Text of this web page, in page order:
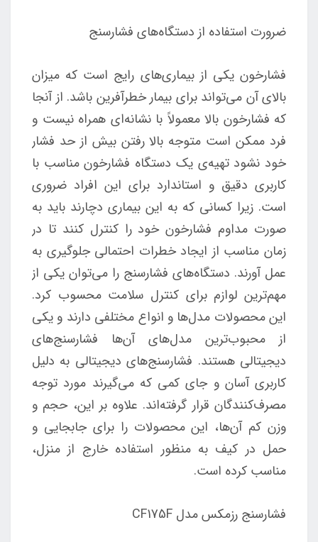
ضرورت استفاده از دستگاه‌های فشارسنج
فشارخون یکی از بیماری‌های رایج است که میزان
بالای آن می‌تواند برای بیمار خطرآفرین باشد. از آنجا
که فشارخون بالا معمولاً با نشانه‌ای همراه نیست و
فرد ممکن است متوجه بالا رفتن بیش از حد فشار
خود نشود تهیه‌ی یک دستگاه فشارخون مناسب با
کاربری دقیق و استاندارد برای این افراد ضروری
است. زیرا کسانی که به این بیماری دچارند باید به
صورت مداوم فشارخون خود را کنترل کنند تا در
زمان مناسب از ایجاد خطرات احتمالی جلوگیری به
عمل آورند. دستگاه‌های فشارسنج را می‌توان یکی از
مهم‌ترین لوازم برای کنترل سلامت محسوب کرد.
این محصولات مدل‌‌ها و انواع مختلفی دارند و یکی
از محبوب‌ترین مدل‌های آن‌ها فشارسنج‌های
دیجیتالی هستند. فشارسنج‌های دیجیتالی به دلیل
کاربری آسان و جای کمی که می‌گیرند مورد توجه
مصرف‌کنندگان قرار گرفته‌اند. علاوه بر این، حجم و
وزن کم آن‌ها، این محصولات را برای جابجایی و
حمل در کیف به منظور استفاده خارج از منزل،
مناسب کرده است.
فشارسنج رزمکس مدل CF175F